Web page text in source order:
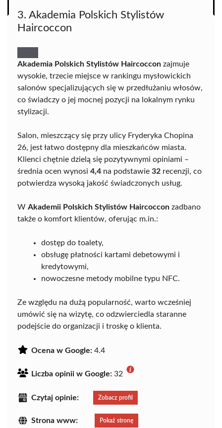
3. Akademia Polskich Stylistów
Haircoccon
Akademia Polskich Stylistów Haircoccon zajmuje
wysokie, trzecie miejsce w rankingu mysłowickich
salonów specjalizujących się w przedłużaniu włosów,
co świadczy o jej mocnej pozycji na lokalnym rynku
stylizacji.
Salon, mieszczący się przy ulicy Fryderyka Chopina
26, jest łatwo dostępny dla mieszkańców miasta.
Klienci chętnie dzielą się pozytywnymi opiniami –
średnia ocen wynosi 4,4 na podstawie 32 recenzji, co
potwierdza wysoką jakość świadczonych usług.
W Akademii Polskich Stylistów Haircoccon zadbano
także o komfort klientów, oferując m.in.:
dostęp do toalety,
obsługę płatności kartami debetowymi i
kredytowymi,
nowoczesne metody mobilne typu NFC.
Ze względu na dużą popularność, warto wcześniej
umówić się na wizytę, co odzwierciedla staranne
podejście do organizacji i troskę o klienta.
Ocena w Google: 4.4
Liczba opinii w Google: 32
Czytaj opinie: Zobacz profil
Strona www: Pokaż stronę